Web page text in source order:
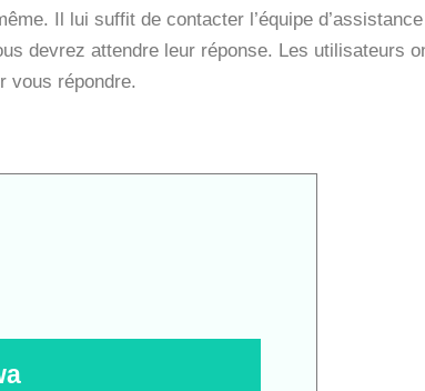
Il lui suffit de contacter l’équipe
devrez attendre leur réponse. Les utilisateurs
vous répondre.